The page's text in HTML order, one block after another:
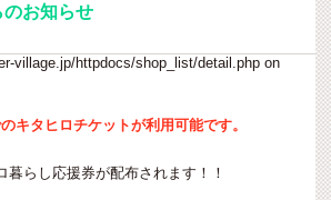
のお知らせ
village.jp/httpdocs/shop_list/detail.php on
キタヒロチケットが利用可能です。
暮らし応援券が配布されます！！